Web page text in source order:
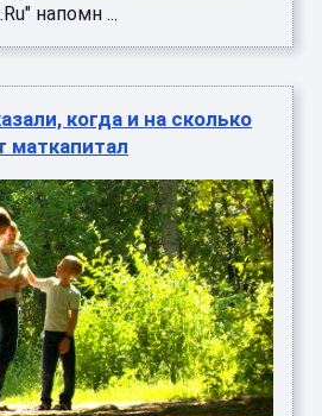
напомн ...
когда и на сколько
маткапитал